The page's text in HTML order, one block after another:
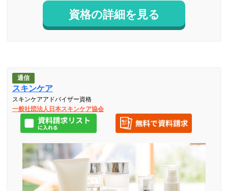
資格の詳細を見る
通信
スキンケア
スキンケアアドバイザー資格
一般社団法人日本スキンケア協会